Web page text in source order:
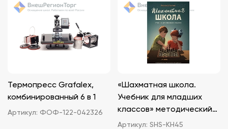
Термопресс Grafalex,
комбинированный 6 в 1
Артикул: ФОФ-122-042326
«Шахматная школа.
Учебник для младших
классов» методический
комплект РШФ
Артикул: SHS-КН45